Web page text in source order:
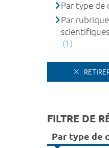
Par type de
Par
(1)
FILTRE DE
Par type de